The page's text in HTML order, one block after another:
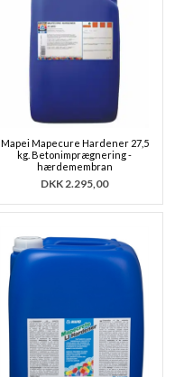
Mapei Mapecure Hardener 27,5
kg. Betonimprægnering -
hærdemembran
DKK 2.295,00